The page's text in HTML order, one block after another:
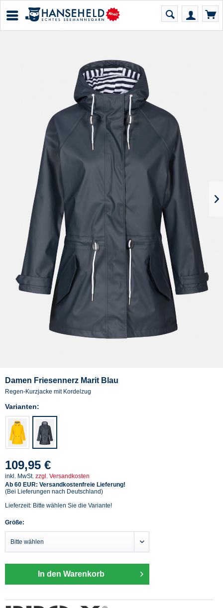
Damen Friesennerz Marit Blau
Regen-Kurzjacke mit Kordelzug
Varianten:
109,95 €
inkl. MwSt. zzgl. Versandkosten
Ab 60 EUR: Versandkostenfreie Lieferung!
(Bei Lieferungen nach Deutschland)
Lieferzeit: Bitte wählen Sie die Variante!
Größe:
In den Warenkorb